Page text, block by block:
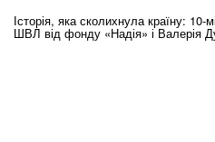
Історія, яка сколихнула країну:
ШВЛ від фонду «Надія» і Валерія